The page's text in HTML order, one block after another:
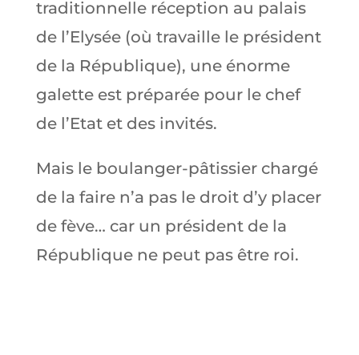
traditionnelle réception au palais
de l’Elysée (où travaille le président
de la République), une énorme
galette est préparée pour le chef
de l’Etat et des invités.
Mais le boulanger-pâtissier chargé
de la faire n’a pas le droit d’y placer
de fève… car un président de la
République ne peut pas être roi.